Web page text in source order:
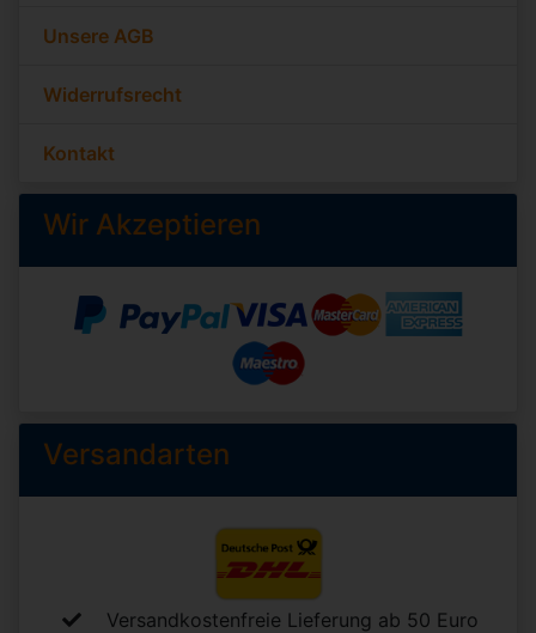
Unsere AGB
Widerrufsrecht
Kontakt
Wir Akzeptieren
Versandarten
Versandkostenfreie Lieferung ab 50 Euro